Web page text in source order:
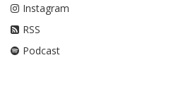
Instagram
RSS
Podcast